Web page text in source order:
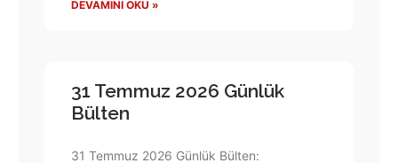
DEVAMINI OKU »
31 Temmuz 2026 Günlük
Bülten
31 Temmuz 2026 Günlük Bülten: